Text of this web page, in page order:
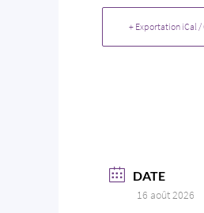
+ Exportation iCal
DATE
16 août 2026